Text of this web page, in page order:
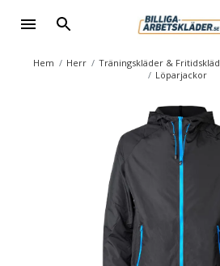
Hem Herr Träningskläder &
Löparjackor